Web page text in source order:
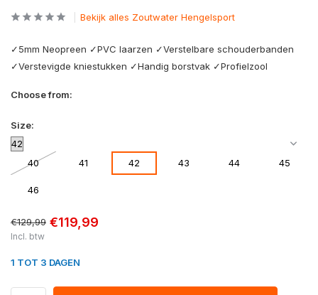
Bekijk alles Zoutwater Hengelsport
✓5mm Neopreen ✓PVC laarzen ✓Verstelbare schouderbanden
✓Verstevigde kniestukken ✓Handig borstvak ✓Profielzool
Choose from:
Size:
40 41 42 43 44 45
46
€129,99 €119,99
Incl. btw
1 TOT 3 DAGEN